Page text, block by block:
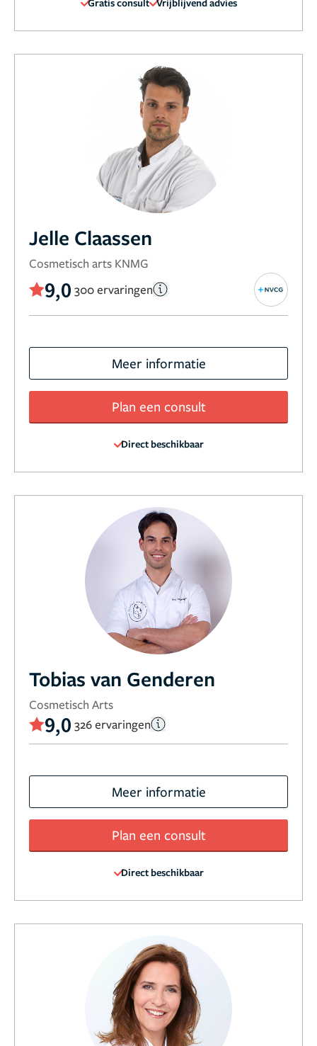
Jelle Claassen
Cosmetisch arts KNMG
9,0 300 ervaringen
Meer informatie
Plan een consult
Direct beschikbaar
Tobias van Genderen
Cosmetisch Arts
9,0 326 ervaringen
Meer informatie
Plan een consult
Direct beschikbaar